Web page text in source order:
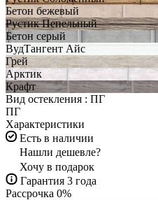
Бетон бежевый
Рустик Пепельный
Бетон серый
ВудТангент Айс
Грей
Арктик
Крафт
Вид остекления : ПГ
ПГ
Характеристики
Есть в наличии
Нашли дешевле?
Хочу в подарок
Гарантия 3 года
Рассрочка 0%